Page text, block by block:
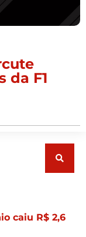
da F1
caiu R$ 2,6